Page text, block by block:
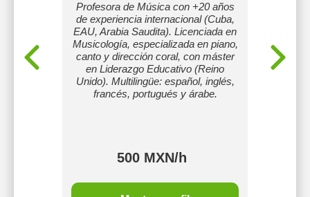
Profesora de Música con +20 años
de experiencia internacional (Cuba,
EAU, Arabia Saudita). Licenciada en
Musicología, especializada en piano,
canto y dirección coral, con máster
en Liderazgo Educativo (Reino
Unido). Multilingüe: español, inglés,
francés, portugués y árabe.
500 MXN/h
Desde